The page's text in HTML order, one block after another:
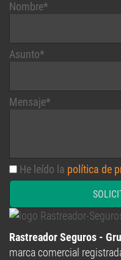
Nombre*
Asunto*
Mensaje*
He leído la política de
Rastreador Seguros -
marca comercial